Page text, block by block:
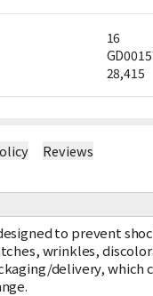
16
28,415
Reviews
to prevent
wrinkles,
delivery, which